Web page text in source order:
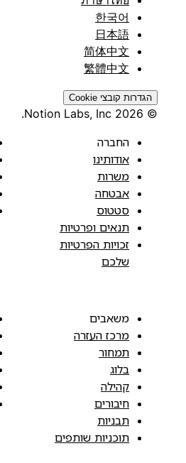
한국어
日本語
简体中文
繁體中文
הגדרות קובצי Cookie
© 2026 Notion Labs, Inc.
החברה
אודותינו
משרות
אבטחה
סטטוס
תנאים ופרטיות
זכויות הפרטיות
שלכם
משאבים
מרכז העזרה
תמחור
בלוג
קהילה
חיבורים
תבניות
תוכניות שותפים